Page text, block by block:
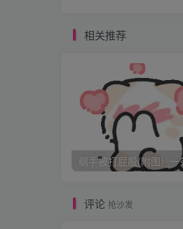
四
他一直在躺在床
着《鬼吹灯》。丫
11点半，他叫我们
相关推荐
纲手被打屁股(附图)_一
评论 抢沙发